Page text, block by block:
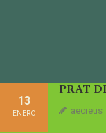
PRAT
13
ENERO aecreus